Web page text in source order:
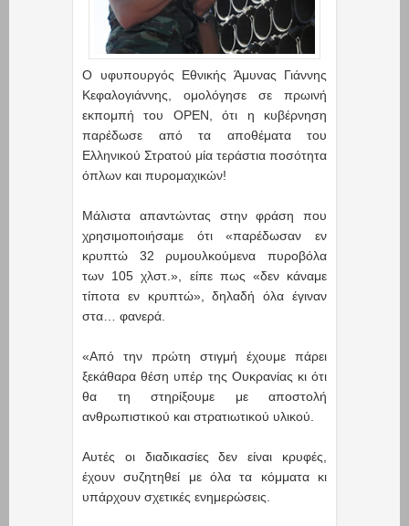
Ο υφυπουργός Εθνικής Άμυνας Γιάννης
Κεφαλογιάννης, ομολόγησε σε πρωινή
εκπομπή του OPEN, ότι η κυβέρνηση
παρέδωσε από τα αποθέματα του
Ελληνικού Στρατού μία τεράστια ποσότητα
όπλων και πυρομαχικών!
Μάλιστα απαντώντας στην φράση που
χρησιμοποιήσαμε ότι «παρέδωσαν εν
κρυπτώ 32 ρυμουλκούμενα πυροβόλα
των 105 χλστ.», είπε πως «δεν κάναμε
τίποτα εν κρυπτώ», δηλαδή όλα έγιναν
στα… φανερά.
«Από την πρώτη στιγμή έχουμε πάρει
ξεκάθαρα θέση υπέρ της Ουκρανίας κι ότι
θα τη στηρίξουμε με αποστολή
ανθρωπιστικού και στρατιωτικού υλικού.
Αυτές οι διαδικασίες δεν είναι κρυφές,
έχουν συζητηθεί με όλα τα κόμματα κι
υπάρχουν σχετικές ενημερώσεις.